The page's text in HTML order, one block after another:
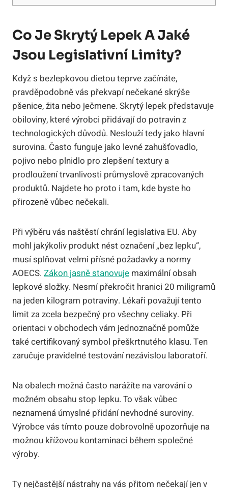
Co Je Skrytý Lepek A Jaké
Jsou Legislativní Limity?
Když s bezlepkovou dietou teprve začínáte,
pravděpodobně vás překvapí nečekané skrýše
pšenice, žita nebo ječmene. Skrytý lepek představuje
obiloviny, které výrobci přidávají do potravin z
technologických důvodů. Neslouží tedy jako hlavní
surovina. Často funguje jako levné zahušťovadlo,
pojivo nebo plnidlo pro zlepšení textury a
prodloužení trvanlivosti průmyslově zpracovaných
produktů. Najdete ho proto i tam, kde byste ho
přirozeně vůbec nečekali.
Při výběru vás naštěstí chrání legislativa EU. Aby
mohl jakýkoliv produkt nést označení „bez lepku“,
musí splňovat velmi přísné požadavky a normy
AOECS. Zákon jasně stanovuje maximální obsah
lepkové složky. Nesmí překročit hranici 20 miligramů
na jeden kilogram potraviny. Lékaři považují tento
limit za zcela bezpečný pro všechny celiaky. Při
orientaci v obchodech vám jednoznačně pomůže
také certifikovaný symbol přeškrtnutého klasu. Ten
zaručuje pravidelné testování nezávislou laboratoří.
Na obalech možná často narážíte na varování o
možném obsahu stop lepku. To však vůbec
neznamená úmyslné přidání nevhodné suroviny.
Výrobce vás tímto pouze dobrovolně upozorňuje na
možnou křížovou kontaminaci během společné
výroby.
Ty nejčastější nástrahy na vás přitom nečekají jen v